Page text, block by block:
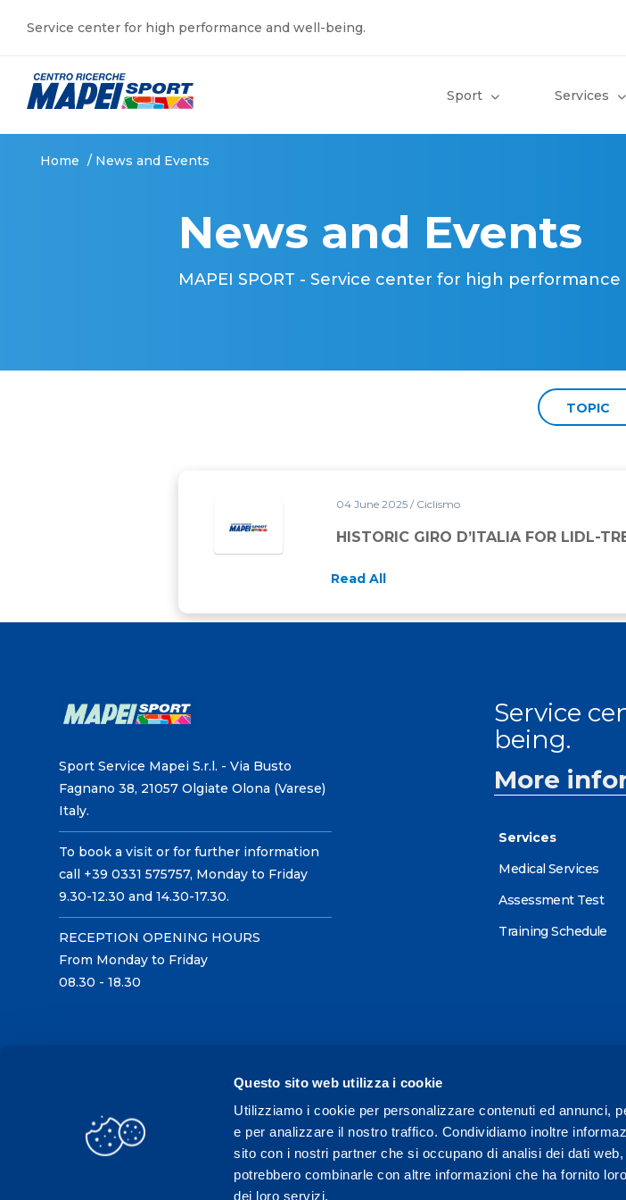
Questo sito web utilizza i cookie
Utilizziamo i cookie per personalizzare contenuti ed annunci,
e per analizzare il nostro traffico. Condividiamo inoltre
sito con i nostri partner che si occupano di analisi dei dati
potrebbero combinarle con altre informazioni che ha fornito
dei loro servizi.
Service center for high performance and well-being.
Sport Services
Home / News and Events
News and Events
MAPEI SPORT - Service center for high
TOPIC
04 June 2025 / Ciclismo
HISTORIC GIRO D’ITALIA FOR LIDL-
Read All
Sport Service Mapei S.r.l. - Via Busto
Fagnano 38, 21057 Olgiate Olona (Varese)
Italy.
To book a visit or for further information
call +39 0331 575757, Monday to Friday
9.30-12.30 and 14.30-17.30.
RECEPTION OPENING HOURS
From Monday to Friday
08.30 - 18.30
Service
being.
More
Services
Medical Services
Assessment Test
Training Schedule